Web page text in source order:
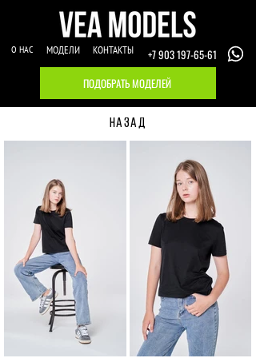
О НАС МОДЕЛИ КОНТАКТЫ
+7 903 197-65-61
ПОДОБРАТЬ МОДЕЛЕЙ
НАЗАД